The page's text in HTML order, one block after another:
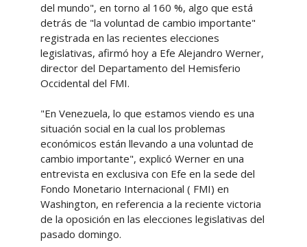
del mundo", en torno al 160 %, algo que está
detrás de "la voluntad de cambio importante"
registrada en las recientes elecciones
legislativas, afirmó hoy a Efe Alejandro Werner,
director del Departamento del Hemisferio
Occidental del FMI.
"En Venezuela, lo que estamos viendo es una
situación social en la cual los problemas
económicos están llevando a una voluntad de
cambio importante", explicó Werner en una
entrevista en exclusiva con Efe en la sede del
Fondo Monetario Internacional ( FMI) en
Washington, en referencia a la reciente victoria
de la oposición en las elecciones legislativas del
pasado domingo.